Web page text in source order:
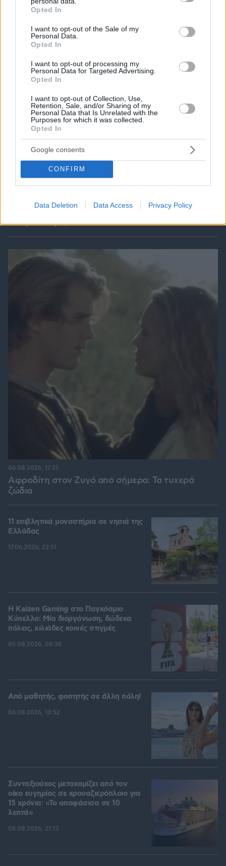
grant or deny consent to Google and its third-party tags to
use your data for below specified purposes in below Google
consent section.
Opted In
I want to opt-out of the Sale of my
Personal Data.
Opted In
I want to opt-out of processing my
Personal Data for Targeted Advertising.
Opted In
I want to opt-out of Collection, Use,
Retention, Sale, and/or Sharing of my
Personal Data that Is Unrelated with the
Purposes for which it was collected.
Opted In
Google consents
CONFIRM
Data Deletion Data Access Privacy Policy
Ποιο αυτοκίνητο βενζίνης έκανε 1.980 χλμ με έναν
ανεφοδιασμό;
Αφροδίτη στον Ζυγό από σήμερα: Τα τυχερά
ζώδια
06.08.2026, 17:31
11 επιβλητικά μοναστήρια σε νησιά της
Ελλάδας
17.06.2026, 22:51
H Kaizen Gaming στο Παγκόσμιο
Kύπελλο: Μία διοργάνωση, δώδεκα
πόλεις, χιλιάδες κοινές στιγμές
05.08.2026, 08:38
Από μαθητής, φοιτητής σε άλλη πόλη!
06.08.2026, 10:52
Συνταξιούχος μετακομίζει από τον
οίκο ευγηρίας σε κρουαζιερόπλοιο για
15 χρόνια: «Το αποφάσισα σε 10
λεπτά»
06.08.2026, 21:13